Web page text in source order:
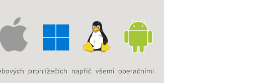
prohlížečích napříč všemi operačními